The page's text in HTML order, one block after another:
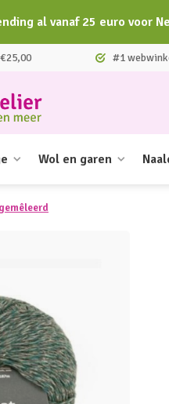
al vanaf 25 euro voor
#1
Wol en garen